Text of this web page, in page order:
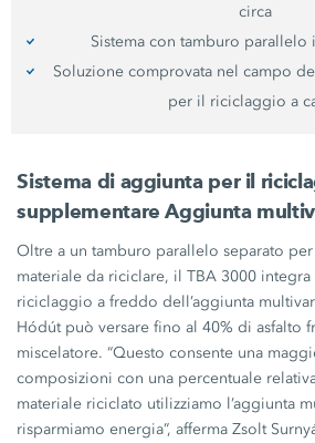
circa
Sistema con tamburo parallelo
Soluzione comprovata nel campo
per il riciclaggio a
Sistema di aggiunta per il
supplementare Aggiunta
Oltre a un tamburo parallelo separato
materiale da riciclare, ilTBA 3000
riciclaggio a freddo dell’aggiunta
Hódút può versare fino al 40% di asfalto
miscelatore. “Questo consente una
composizioni con una percentuale
materiale riciclato utilizziamo l’aggiunta
risparmiamo energia”, afferma Zsolt